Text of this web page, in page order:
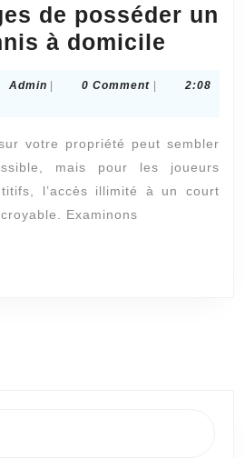
de posséder un
à domicile
de
un
court
AdminAdmin0 Comment
2:08
votre propriété peut sembler
mais pour les joueurs
l’accès illimité à un court
Examinons